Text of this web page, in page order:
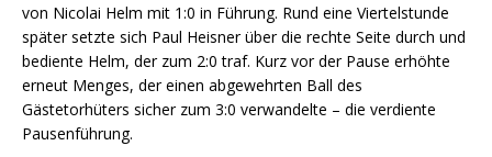
von Nicolai Helm mit 1:0 in Führung. Rund eine Viertelstunde
später setzte sich Paul Heisner über die rechte Seite durch und
bediente Helm, der zum 2:0 traf. Kurz vor der Pause erhöhte
erneut Menges, der einen abgewehrten Ball des
Gästetorhüters sicher zum 3:0 verwandelte – die verdiente
Pausenführung.